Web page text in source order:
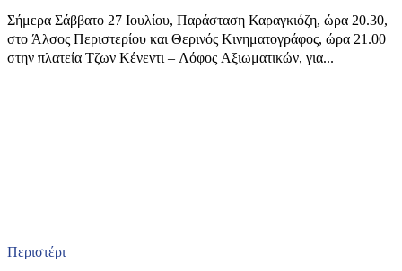
Σήμερα Σάββατο 27 Ιουλίου, Παράσταση Καραγκιόζη, ώρα 20.30,
στο Άλσος Περιστερίου και Θερινός Κινηματογράφος, ώρα 21.00
στην πλατεία Τζων Κένεντι – Λόφος Αξιωματικών, για...
Περιστέρι